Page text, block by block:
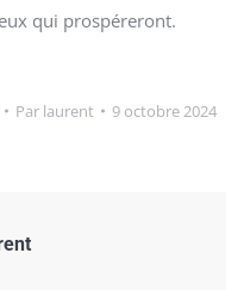
qui prospéreront.
Par laurent 9 octobre 2024